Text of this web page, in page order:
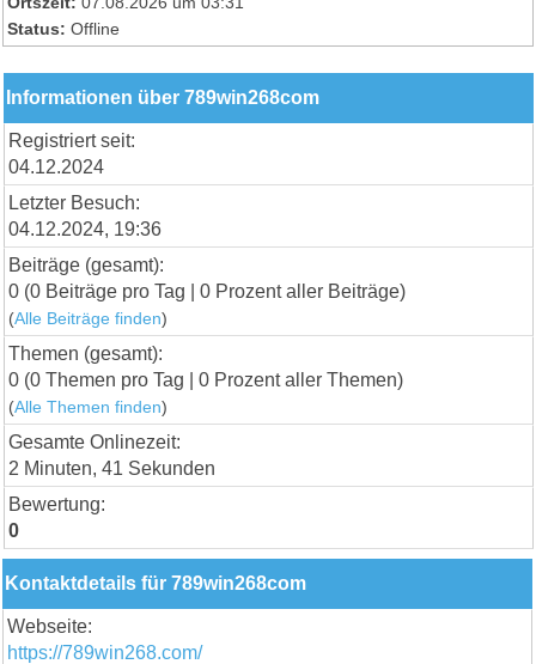
Status: Offline
Informationen über 789win268com
Registriert seit:
04.12.2024
Letzter Besuch:
04.12.2024, 19:36
Beiträge (gesamt):
0 (0 Beiträge pro Tag | 0 Prozent aller Beiträge)
(Alle Beiträge finden)
Themen (gesamt):
0 (0 Themen pro Tag | 0 Prozent aller Themen)
(Alle Themen finden)
Gesamte Onlinezeit:
2 Minuten, 41 Sekunden
Bewertung:
0
Kontaktdetails für 789win268com
Webseite:
https://789win268.com/